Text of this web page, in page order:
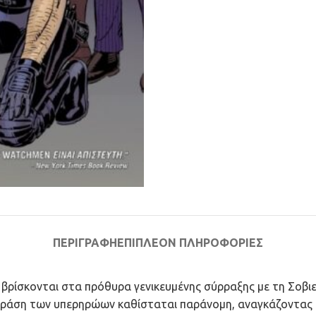
ΠΕΡΙΓΡΑΦΉΕΠΙΠΛΈΟΝ ΠΛΗΡΟΦΟΡΊΕΣ
στα πρόθυρα γενικευμένης σύρραξης με τη
των υπερηρώων καθίσταται παράνομη,